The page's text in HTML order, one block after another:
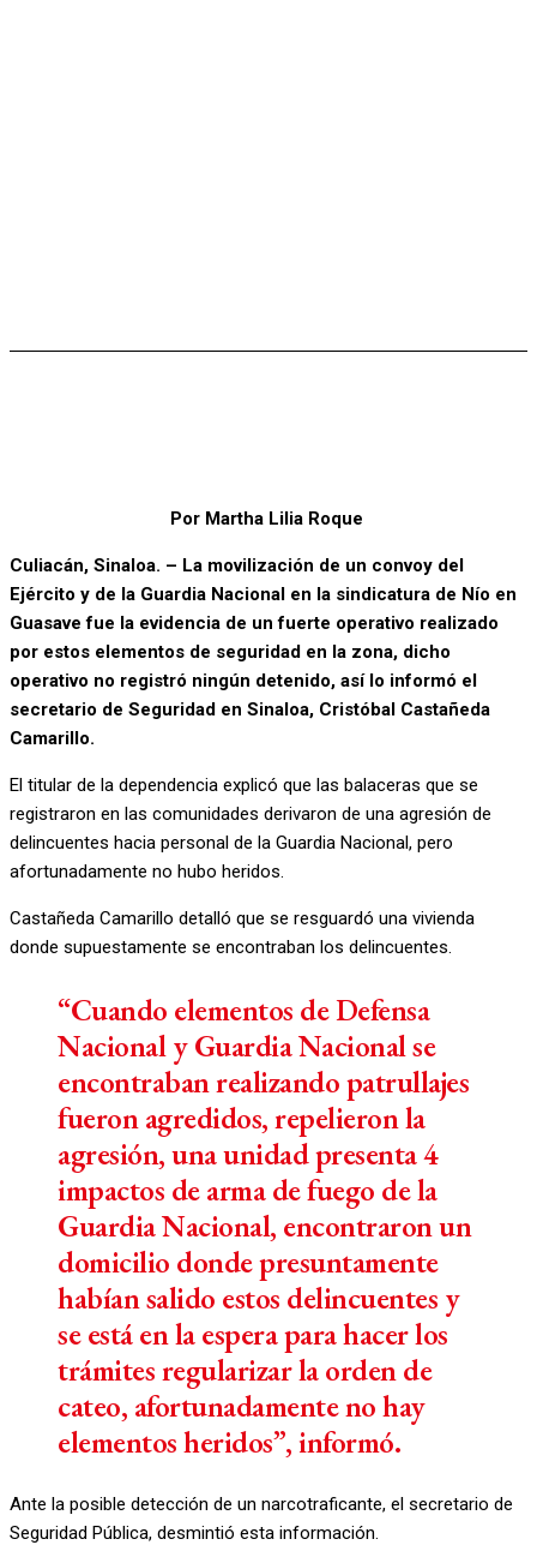
Por Martha Lilia Roque
Culiacán, Sinaloa. – La movilización de un convoy del
Ejército y de la Guardia Nacional en la sindicatura de Nío en
Guasave fue la evidencia de un fuerte operativo realizado
por estos elementos de seguridad en la zona, dicho
operativo no registró ningún detenido, así lo informó el
secretario de Seguridad en Sinaloa, Cristóbal Castañeda
Camarillo.
El titular de la dependencia explicó que las balaceras que se
registraron en las comunidades derivaron de una agresión de
delincuentes hacia personal de la Guardia Nacional, pero
afortunadamente no hubo heridos.
Castañeda Camarillo detalló que se resguardó una vivienda
donde supuestamente se encontraban los delincuentes.
“Cuando elementos de Defensa
Nacional y Guardia Nacional se
encontraban realizando patrullajes
fueron agredidos, repelieron la
agresión, una unidad presenta 4
impactos de arma de fuego de la
Guardia Nacional, encontraron un
domicilio donde presuntamente
habían salido estos delincuentes y
se está en la espera para hacer los
trámites regularizar la orden de
cateo, afortunadamente no hay
elementos heridos”, informó.
Ante la posible detección de un narcotraficante, el secretario de
Seguridad Pública, desmintió esta información.